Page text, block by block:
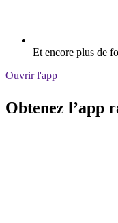
Et encore plus de
Ouvrir l'app
Obtenez